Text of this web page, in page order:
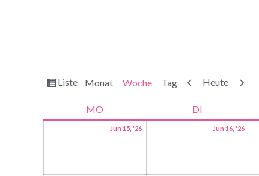
Ansicht
Liste Monat Woche Tag Zurück
Heute Weiter
MO DI
Jun 15, '26 Jun 16, '26